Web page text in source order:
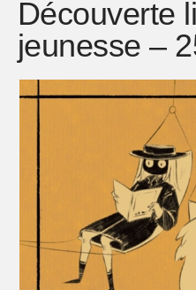
Découverte
jeunesse –